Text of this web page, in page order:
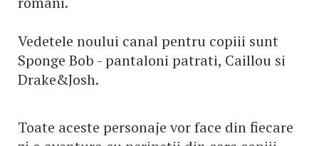
Vedetele noului canal pentru copiii sunt
Sponge Bob - pantaloni patrati, Caillou si
Drake&Josh.
Toate aceste personaje vor face din fiecare